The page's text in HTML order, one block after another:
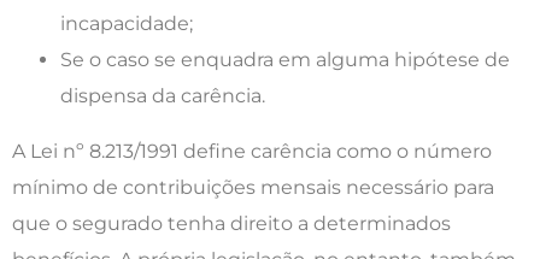
incapacidade;
Se o caso se enquadra em alguma hipótese de
dispensa da carência.
A Lei nº 8.213/1991 define carência como o número
mínimo de contribuições mensais necessário para
que o segurado tenha direito a determinados